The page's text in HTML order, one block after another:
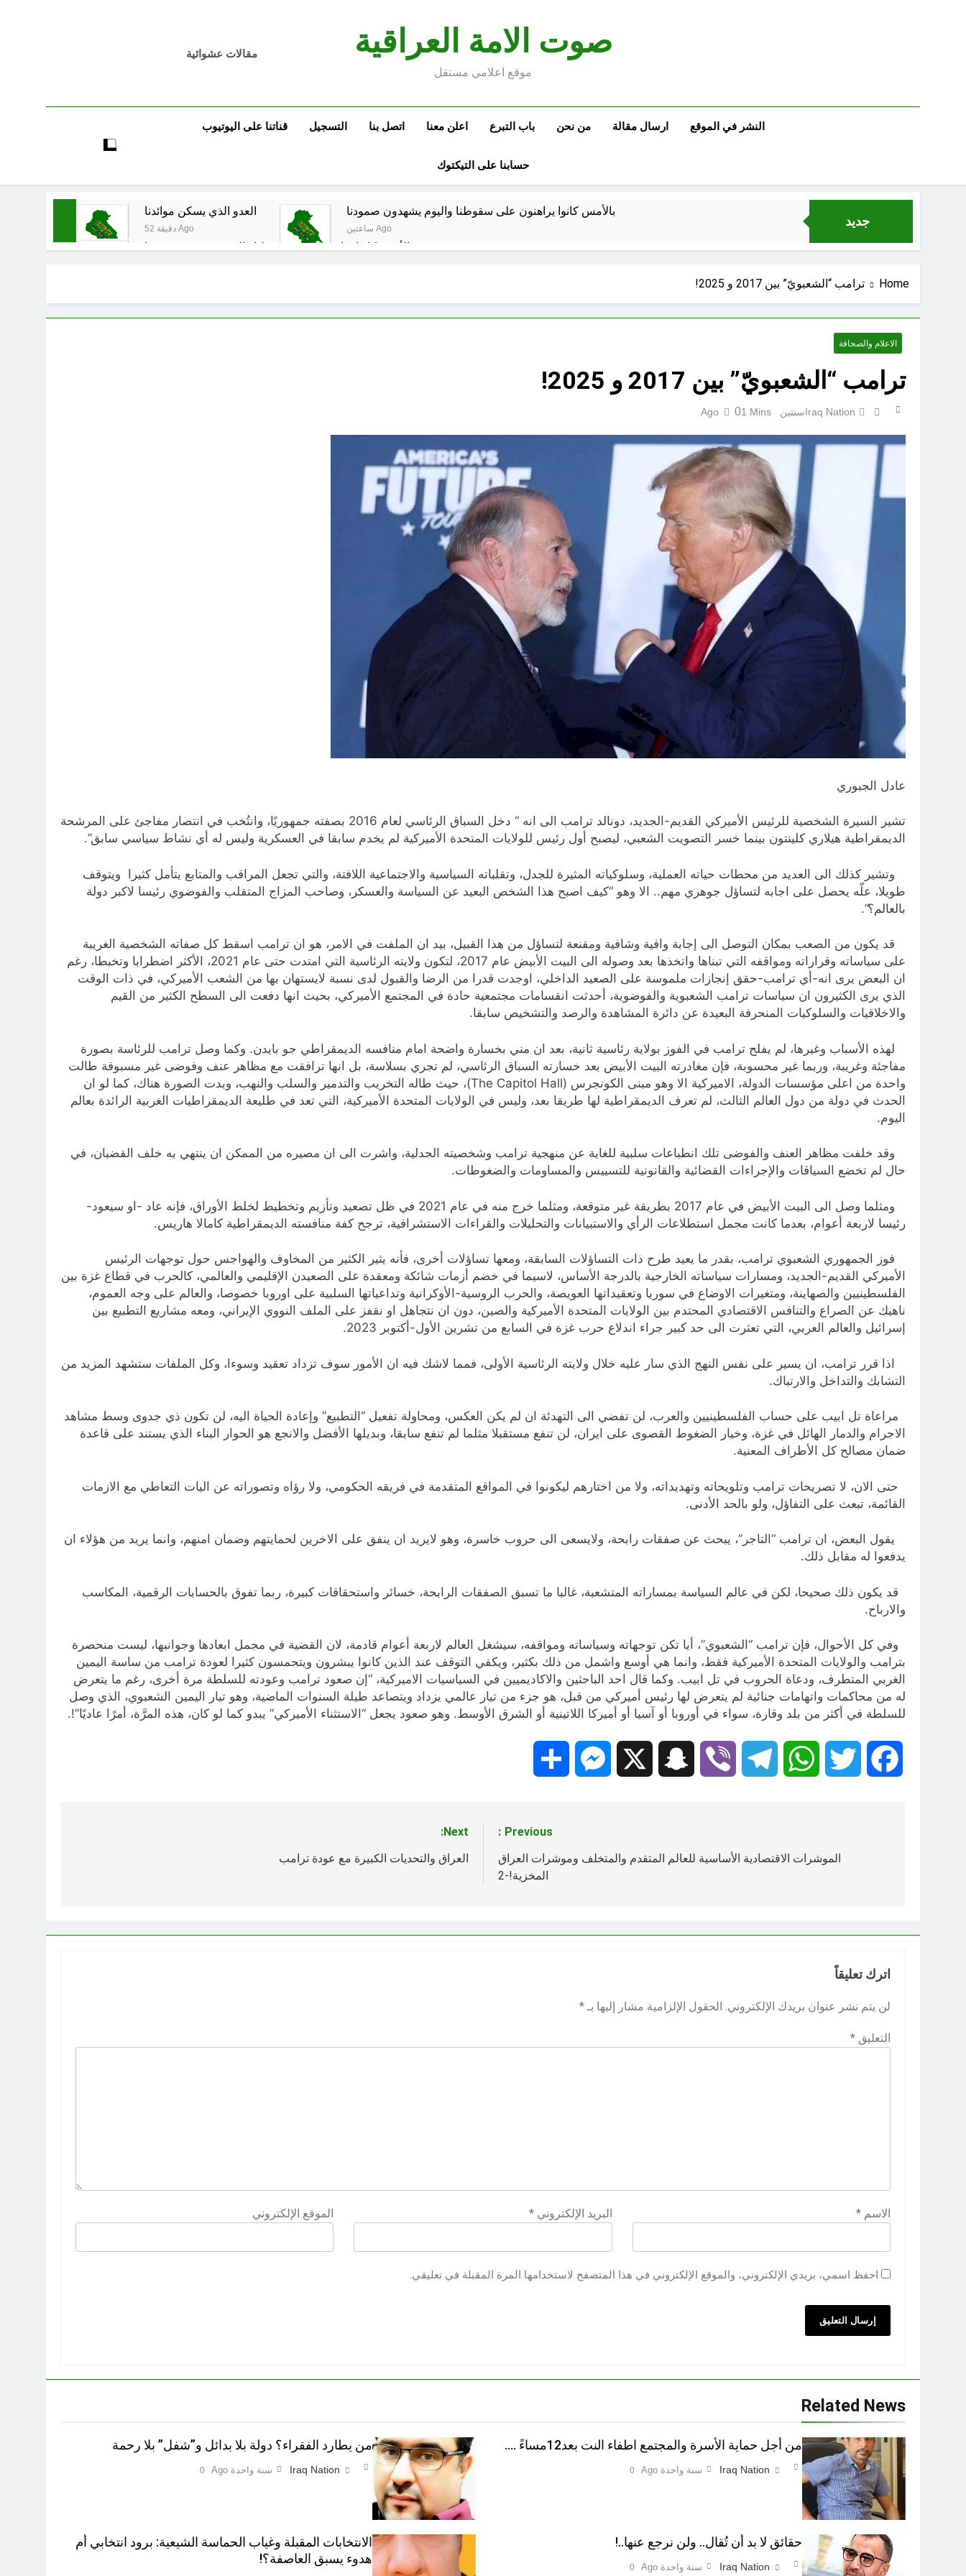
صوت الامة العراقية
موقع اعلامي مستقل
مقالات عشوائية
النشر في الموقع ارسال مقالة من نحن باب التبرع اعلن معنا اتصل بنا التسجيل قناتنا على اليوتيوب
حسابنا على التيكتوك
جديد
العدو الذي يسكن موائدنا
52 دقيقة Ago
بالأمس كانوا يراهنون على سقوطنا واليوم يشهدون صمودنا
ساعتين Ago
بالأمس كانوا يراهنون على سقوطنا واليوم يشهدون صمودنا
مشاة الأربعين 1977 والبعث المجرم (ح 6) (وويل لهم مما يكسبون) خطب صلاة الجمعة (ح 25) (البصيرة: القرآن والعترة)
أفكار لعدم تكرار الفرار
Home ترامب “الشعبويّ” بين 2017 و 2025!
الاعلام والصحافة
ترامب “الشعبويّ” بين 2017 و 2025!
Iraq Nationسنتين Ago 01 Mins
عادل الجبوري
تشير السيرة الشخصية للرئيس الأميركي القديم-الجديد، دونالد ترامب الى انه “ دخل السباق الرئاسي لعام 2016 بصفته جمهوريًا، وانتُخب في انتصار مفاجئ على المرشحة
الديمقراطية هيلاري كلينتون بينما خسر التصويت الشعبي، ليصبح أول رئيس للولايات المتحدة الأميركية لم يخدم سابقا في العسكرية وليس له أي نشاط سياسي سابق”.
وتشير كذلك الى العديد من محطات حياته العملية، وسلوكياته المثيرة للجدل، وتقلباته السياسية والاجتماعية اللافتة، والتي تجعل المراقب والمتابع يتأمل كثيرا ويتوقف
طويلا، علّه يحصل على اجابه لتساؤل جوهري مهم.. الا وهو “كيف اصبح هذا الشخص البعيد عن السياسة والعسكر، وصاحب المزاج المتقلب والفوضوي رئيسا لاكبر دولة
بالعالم؟”.
قد يكون من الصعب بمكان التوصل الى إجابة وافية وشافية ومقنعة لتساؤل من هذا القبيل، بيد ان الملفت في الامر، هو ان ترامب اسقط كل صفاته الشخصية الغريبة
على سياساته وقراراته ومواقفه التي تبناها واتخذها بعد وصوله الى البيت الأبيض عام 2017، لتكون ولايته الرئاسية التي امتدت حتى عام 2021، الأكثر اضطرابا وتخبطا، رغم
ان البعض يرى انه-أي ترامب-حقق إنجازات ملموسة على الصعيد الداخلي، اوجدت قدرا من الرضا والقبول لدى نسبة لايستهان بها من الشعب الأميركي، في ذات الوقت
الذي يرى الكثيرون ان سياسات ترامب الشعبوية والفوضوية، أحدثت انقسامات مجتمعية حادة في المجتمع الأميركي، بحيث انها دفعت الى السطح الكثير من القيم
والاخلاقيات والسلوكيات المنحرفة البعيدة عن دائرة المشاهدة والرصد والتشخيص سابقا.
لهذه الأسباب وغيرها، لم يفلح ترامب في الفوز بولاية رئاسية ثانية، بعد ان مني بخسارة واضحة امام منافسه الديمقراطي جو بايدن. وكما وصل ترامب للرئاسة بصورة
مفاجئة وغريبة، وربما غير محسوبة، فإن مغادرته البيت الأبيض بعد خسارته السباق الرئاسي، لم تجري بسلاسة، بل انها ترافقت مع مظاهر عنف وفوضى غير مسبوقة طالت
واحدة من اعلى مؤسسات الدولة، الاميركية الا وهو مبنى الكونجرس (The Capitol Hall)، حيث طاله التخريب والتدمير والسلب والنهب، وبدت الصورة هناك، كما لو ان
الحدث في دولة من دول العالم الثالث، لم تعرف الديمقراطية لها طريقا بعد، وليس في الولايات المتحدة الأميركية، التي تعد في طليعة الديمقراطيات الغربية الرائدة بعالم
اليوم.
وقد خلفت مظاهر العنف والفوضى تلك انطباعات سلبية للغاية عن منهجية ترامب وشخصيته الجدلية، واشرت الى ان مصيره من الممكن ان ينتهي به خلف القضبان، في
حال لم تخضع السياقات والإجراءات القضائية والقانونية للتسييس والمساومات والضغوطات.
ومثلما وصل الى البيت الأبيض في عام 2017 بطريقة غير متوقعة، ومثلما خرج منه في عام 2021 في ظل تصعيد وتأزيم وتخطيط لخلط الأوراق، فإنه عاد -او سيعود-
رئيسا لاربعة أعوام، بعدما كانت مجمل استطلاعات الرأي والاستبيانات والتحليلات والقراءات الاستشرافية، ترجح كفة منافسته الديمقراطية كامالا هاريس.
فوز الجمهوري الشعبوي ترامب، بقدر ما يعيد طرح ذات التساؤلات السابقة، ومعها تساؤلات أخرى، فأنه يثير الكثير من المخاوف والهواجس حول توجهات الرئيس
الأميركي القديم-الجديد، ومسارات سياساته الخارجية بالدرجة الأساس، لاسيما في خضم أزمات شائكة ومعقدة على الصعيدن الإقليمي والعالمي، كالحرب في قطاع غزة بين
الفلسطينيين والصهاينة، ومتغيرات الاوضاع في سوريا وتعقيداتها العويصة، والحرب الروسية-الأوكرانية وتداعياتها السلبية على اوروبا خصوصا، والعالم على وجه العموم،
ناهيك عن الصراع والتنافس الاقتصادي المحتدم بين الولايات المتحدة الأميركية والصين، دون ان نتجاهل او نقفز على الملف النووي الإيراني، ومعه مشاريع التطبيع بين
إسرائيل والعالم العربي، التي تعثرت الى حد كبير جراء اندلاع حرب غزة في السابع من تشرين الأول-أكتوبر 2023.
اذا قرر ترامب، ان يسير على نفس النهج الذي سار عليه خلال ولايته الرئاسية الأولى، فمما لاشك فيه ان الأمور سوف تزداد تعقيد وسوءا، وكل الملفات ستشهد المزيد من
التشابك والتداخل والارتباك.
مراعاة تل ابيب على حساب الفلسطينيين والعرب، لن تفضي الى التهدئة ان لم يكن العكس، ومحاولة تفعيل “التطبيع” وإعادة الحياة اليه، لن تكون ذي جدوى وسط مشاهد
الاجرام والدمار الهائل في غزة، وخيار الضغوط القصوى على ايران، لن تنفع مستقبلا مثلما لم تنفع سابقا، وبديلها الأفضل والانجع هو الحوار البناء الذي يستند على قاعدة
ضمان مصالح كل الأطراف المعنية.
حتى الان، لا تصريحات ترامب وتلويحاته وتهديداته، ولا من اختارهم ليكونوا في المواقع المتقدمة في فريقه الحكومي، ولا رؤاه وتصوراته عن اليات التعاطي مع الازمات
القائمة، تبعث على التفاؤل، ولو بالحد الأدنى.
يقول البعض، ان ترامب “التاجر”، يبحث عن صفقات رابحة، ولايسعى الى حروب خاسرة، وهو لايريد ان ينفق على الاخرين لحمايتهم وضمان امنهم، وانما يريد من هؤلاء ان
يدفعوا له مقابل ذلك.
قد يكون ذلك صحيحا، لكن في عالم السياسة بمساراته المتشعبة، غالبا ما تسبق الصفقات الرابحة، خسائر واستحقاقات كبيرة، ربما تفوق بالحسابات الرقمية، المكاسب
والارباح.
وفي كل الأحوال، فإن ترامب “الشعبوي”، أيا تكن توجهاته وسياساته ومواقفه، سيشغل العالم لاربعة أعوام قادمة، لان القضية في مجمل ابعادها وجوانبها، ليست منحصرة
بترامب والولايات المتحدة الأميركية فقط، وانما هي أوسع واشمل من ذلك بكثير، ويكفي التوقف عند الذين كانوا يبشرون ويتحمسون كثيرا لعودة ترامب من ساسة اليمين
الغربي المتطرف، ودعاة الحروب في تل ابيب. وكما قال احد الباحثين والاكاديميين في السياسيات الاميركية، “إن صعود ترامب وعودته للسلطة مرة أخرى، رغم ما يتعرض
له من محاكمات واتهامات جنائية لم يتعرض لها رئيس أميركي من قبل، هو جزء من تيار عالمي يزداد ويتصاعد طيلة السنوات الماضية، وهو تيار اليمين الشعبوي، الذي وصل
للسلطة في أكثر من بلد وقارة، سواء في أوروبا أو آسيا أو أميركا اللاتينية أو الشرق الأوسط. وهو صعود يجعل “الاستثناء الأميركي” يبدو كما لو كان، هذه المرَّة، أمرًا عاديًا”!.
Facebook
Twitter
WhatsApp
Telegram
Viber
Snapchat
Messenger
المقالات
Previous:
الموشرات الاقتصادية الأساسية للعالم المتقدم والمتخلف وموشرات العراق
المخزية!-2
Next:
العراق والتحديات الكبيرة مع عودة ترامب
اترك تعليقاً
لن يتم نشر عنوان بريدك الإلكتروني. الحقول الإلزامية مشار إليها بـ *
التعليق *
الاسم * البريد الإلكتروني* الموقع الإلكتروني
احفظ اسمي، بريدي الإلكتروني، والموقع الإلكتروني في هذا المتصفح لاستخدامها المرة المقبلة في تعليقي.
Related News
من أجل حماية الأسرة والمجتمع اطفاء النت بعد12مساءً ….
Iraq Nation سنة واحدة Ago 0
من يطارد الفقراء؟ دولة بلا بدائل و”شفل” بلا رحمة
Iraq Nation سنة واحدة Ago 0
حقائق لا بد أن تُقال.. ولن نرجع عنها..!
Iraq Nation سنة واحدة Ago 0
الانتخابات المقبلة وغياب الحماسة الشيعية: برود انتخابي أم
هدوء يسبق العاصفة؟!